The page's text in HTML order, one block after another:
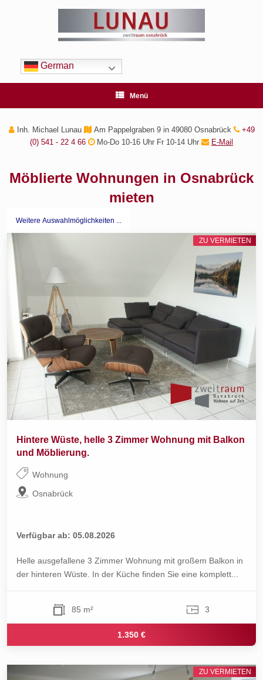
German
Menü
Inh. Michael Lunau Am Pappelgraben 9 in 49080 Osnabrück
+49
(0) 541 - 22 4 66
Mo-Do 10-16 Uhr Fr 10-14 Uhr E-Mail
Möblierte Wohnungen in Osnabrück
mieten
Weitere Auswahlmöglichkeiten ...
Hintere Wüste, helle 3 Zimmer Wohnung mit Balkon
und Möblierung.
Wohnung
Osnabrück
Verfügbar ab: 05.08.2026
Helle ausgefallene 3 Zimmer Wohnung mit großem Balkon in
der hinteren Wüste. In der Küche finden Sie eine komplett...
85 m² 3
1.350 €
ZU VERMIETEN
ZU VERMIETEN